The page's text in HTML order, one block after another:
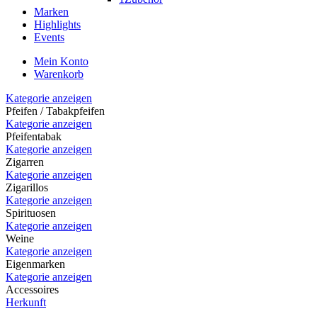
Marken
Highlights
Events
Mein Konto
Warenkorb
Kategorie anzeigen
Pfeifen / Tabakpfeifen
Kategorie anzeigen
Pfeifentabak
Kategorie anzeigen
Zigarren
Kategorie anzeigen
Zigarillos
Kategorie anzeigen
Spirituosen
Kategorie anzeigen
Weine
Kategorie anzeigen
Eigenmarken
Kategorie anzeigen
Accessoires
Herkunft